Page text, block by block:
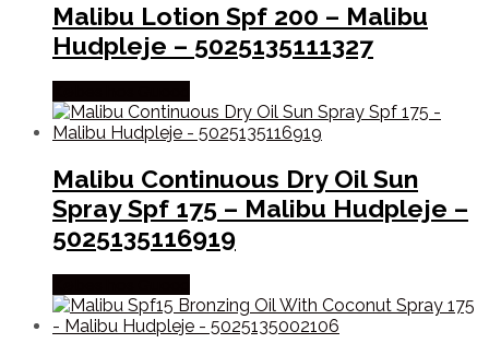
Malibu Lotion Spf 200 – Malibu
Hudpleje – 5025135111327
Malibu Continuous Dry Oil Sun
Spray Spf 175 – Malibu Hudpleje –
5025135116919